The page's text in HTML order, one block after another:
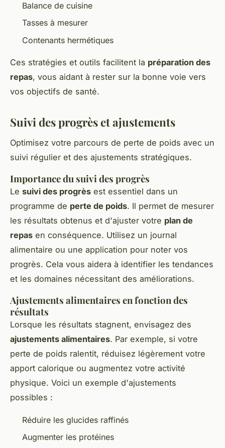
Balance de cuisine
Tasses à mesurer
Contenants hermétiques
Ces stratégies et outils facilitent la préparation des
repas, vous aidant à rester sur la bonne voie vers
vos objectifs de santé.
Suivi des progrès et ajustements
Optimisez votre parcours de perte de poids avec un
suivi régulier et des ajustements stratégiques.
Importance du suivi des progrès
Le suivi des progrès est essentiel dans un
programme de perte de poids. Il permet de mesurer
les résultats obtenus et d'ajuster votre plan de
repas en conséquence. Utilisez un journal
alimentaire ou une application pour noter vos
progrès. Cela vous aidera à identifier les tendances
et les domaines nécessitant des améliorations.
Ajustements alimentaires en fonction des
résultats
Lorsque les résultats stagnent, envisagez des
ajustements alimentaires. Par exemple, si votre
perte de poids ralentit, réduisez légèrement votre
apport calorique ou augmentez votre activité
physique. Voici un exemple d'ajustements
possibles :
Réduire les glucides raffinés
Augmenter les protéines